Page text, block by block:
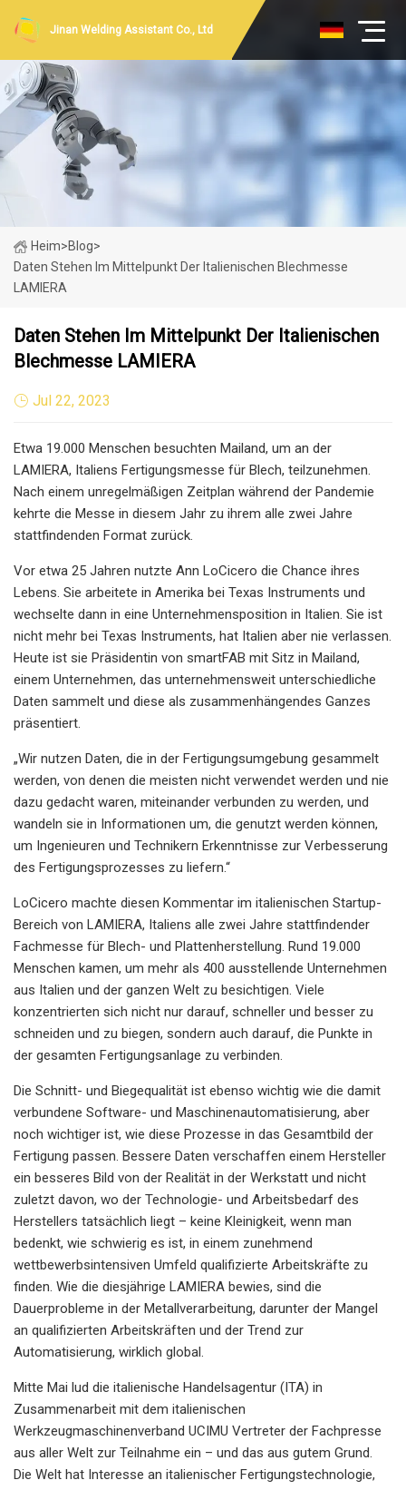
Jinan Welding Assistant Co., Ltd
Heim>Blog>
Daten Stehen Im Mittelpunkt Der Italienischen Blechmesse
LAMIERA
Daten Stehen Im Mittelpunkt Der Italienischen
Blechmesse LAMIERA
Jul 22, 2023
Etwa 19.000 Menschen besuchten Mailand, um an der
LAMIERA, Italiens Fertigungsmesse für Blech, teilzunehmen.
Nach einem unregelmäßigen Zeitplan während der Pandemie
kehrte die Messe in diesem Jahr zu ihrem alle zwei Jahre
stattfindenden Format zurück.
Vor etwa 25 Jahren nutzte Ann LoCicero die Chance ihres
Lebens. Sie arbeitete in Amerika bei Texas Instruments und
wechselte dann in eine Unternehmensposition in Italien. Sie ist
nicht mehr bei Texas Instruments, hat Italien aber nie verlassen.
Heute ist sie Präsidentin von smartFAB mit Sitz in Mailand,
einem Unternehmen, das unternehmensweit unterschiedliche
Daten sammelt und diese als zusammenhängendes Ganzes
präsentiert.
„Wir nutzen Daten, die in der Fertigungsumgebung gesammelt
werden, von denen die meisten nicht verwendet werden und nie
dazu gedacht waren, miteinander verbunden zu werden, und
wandeln sie in Informationen um, die genutzt werden können,
um Ingenieuren und Technikern Erkenntnisse zur Verbesserung
des Fertigungsprozesses zu liefern.“
LoCicero machte diesen Kommentar im italienischen Startup-
Bereich von LAMIERA, Italiens alle zwei Jahre stattfindender
Fachmesse für Blech- und Plattenherstellung. Rund 19.000
Menschen kamen, um mehr als 400 ausstellende Unternehmen
aus Italien und der ganzen Welt zu besichtigen. Viele
konzentrierten sich nicht nur darauf, schneller und besser zu
schneiden und zu biegen, sondern auch darauf, die Punkte in
der gesamten Fertigungsanlage zu verbinden.
Die Schnitt- und Biegequalität ist ebenso wichtig wie die damit
verbundene Software- und Maschinenautomatisierung, aber
noch wichtiger ist, wie diese Prozesse in das Gesamtbild der
Fertigung passen. Bessere Daten verschaffen einem Hersteller
ein besseres Bild von der Realität in der Werkstatt und nicht
zuletzt davon, wo der Technologie- und Arbeitsbedarf des
Herstellers tatsächlich liegt – keine Kleinigkeit, wenn man
bedenkt, wie schwierig es ist, in einem zunehmend
wettbewerbsintensiven Umfeld qualifizierte Arbeitskräfte zu
finden. Wie die diesjährige LAMIERA bewies, sind die
Dauerprobleme in der Metallverarbeitung, darunter der Mangel
an qualifizierten Arbeitskräften und der Trend zur
Automatisierung, wirklich global.
Mitte Mai lud die italienische Handelsagentur (ITA) in
Zusammenarbeit mit dem italienischen
Werkzeugmaschinenverband UCIMU Vertreter der Fachpresse
aus aller Welt zur Teilnahme ein – und das aus gutem Grund.
Die Welt hat Interesse an italienischer Fertigungstechnologie,